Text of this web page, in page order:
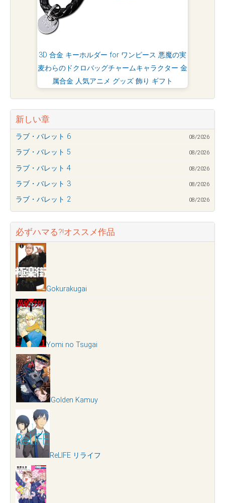
3D 合金 キーホルダー for ワンピース 悪魔の実
麦わらのドクロバッグチャームキャラクター 金
属合金 人気アニメ グッズ 飾り ギフト
新しい章
ラブ・バレット 6 08/2026
ラブ・バレット 5 08/2026
ラブ・バレット 4 08/2026
ラブ・バレット 3 08/2026
ラブ・バレット 2 08/2026
必ずハマる?!オススメ作品
Gokurakugai
Yomi no Tsugai
Golden Kamuy
ReLIFE リライフ